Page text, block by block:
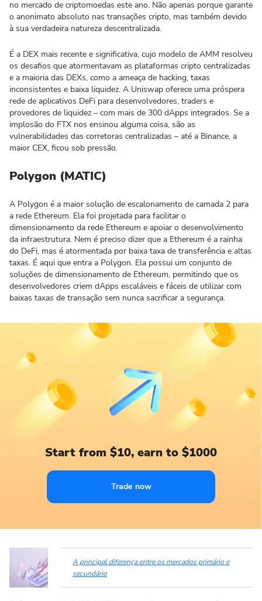
no mercado de criptomoedas este ano. Não apenas porque garante
o anonimato absoluto nas transações cripto, mas também devido
à sua verdadeira natureza descentralizada.
É a DEX mais recente e significativa, cujo modelo de AMM resolveu
os desafios que atormentavam as plataformas cripto centralizadas
e a maioria das DEXs, como a ameaça de hacking, taxas
inconsistentes e baixa liquidez. A Uniswap oferece uma próspera
rede de aplicativos DeFi para desenvolvedores, traders e
provedores de liquidez – com mais de 300 dApps integrados. Se a
implosão do FTX nos ensinou alguma coisa, são as
vulnerabilidades das corretoras centralizadas – até a Binance, a
maior CEX, ficou sob pressão.
Polygon (MATIC)
A Polygon é a maior solução de escalonamento de camada 2 para
a rede Ethereum. Ela foi projetada para facilitar o
dimensionamento da rede Ethereum e apoiar o desenvolvimento
da infraestrutura. Nem é preciso dizer que a Ethereum é a rainha
do DeFi, mas é atormentada por baixa taxa de transferência e altas
taxas. É aqui que entra a Polygon. Ela possui um conjunto de
soluções de dimensionamento de Ethereum, permitindo que os
desenvolvedores criem dApps escaláveis ​​e fáceis de utilizar com
baixas taxas de transação sem nunca sacrificar a segurança.
Start from $10, earn to $1000
Trade now
A principal diferença entre os mercados primário e
secundário